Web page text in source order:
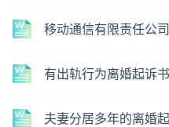
移动通信有限责任公
有出轨行为离婚起诉书
夫妻分居多年的离婚